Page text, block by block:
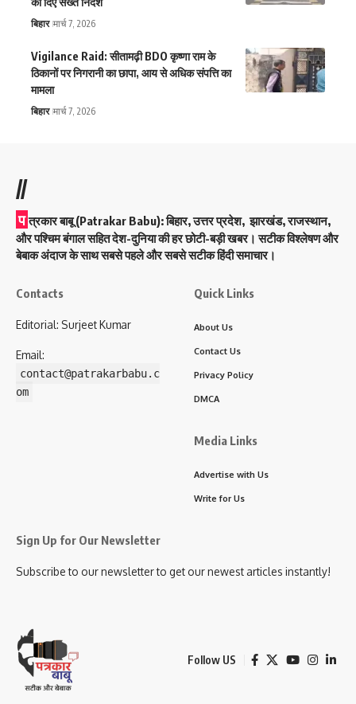
बिहार मार्च 7, 2026
Vigilance Raid: सीतामढ़ी BDO कृष्णा राम के
ठिकानों पर निगरानी का छापा, आय से अधिक संपत्ति का
मामला
बिहार मार्च 7, 2026
//
प त्रकार बाबू (Patrakar Babu):बिहार, उत्तर प्रदेश, झारखंड, राजस्थान,
और पश्चिम बंगाल सहित देश-दुनिया की हर छोटी-बड़ी खबर। सटीक विश्लेषण और
बेबाक अंदाज के साथ सबसे पहले और सबसे सटीक हिंदी समाचार।
Contacts
Editorial: Surjeet Kumar
Email:
contact@patrakarbabu.c
om
Quick Links
About Us
Contact Us
Privacy Policy
DMCA
Media Links
Advertise with Us
Write for Us
Sign Up for Our Newsletter
Subscribe to our newsletter to get our newest articles instantly!
Follow US